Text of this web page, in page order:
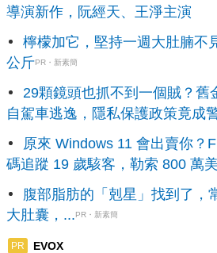
導演新作，阮經天、王淨主演
檸檬加它，堅持一週大肚腩不
公斤PR・新素簡
29顆鏡頭也抓不到一個賊？舊
自駕車逃逸，隱私保護政策竟成
原來 Windows 11 會出賣你？
碼追蹤 19 歲駭客，勒索 800 萬
腹部脂肪的「剋星」找到了，
大肚囊，...PR・新素簡
PR EVOX